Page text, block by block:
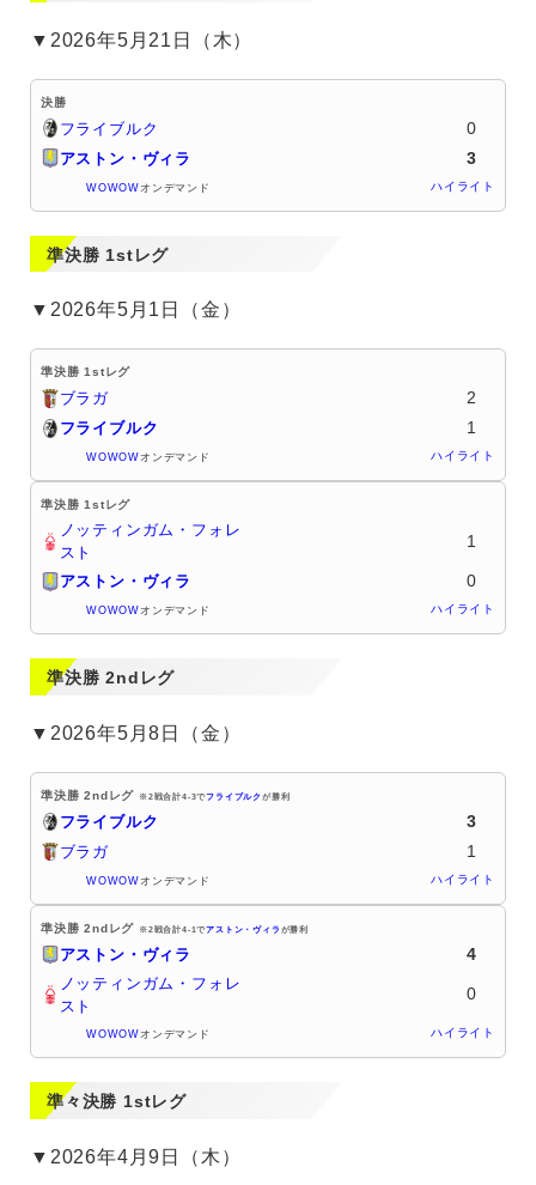
▼2026年5月21日（木）
決勝
フライブルク 0
アストン・ヴィラ 3
WOWOW オンデマンド ハイライト
準決勝 1stレグ
▼2026年5月1日（金）
準決勝 1stレグ
ブラガ 2
フライブルク 1
WOWOWオンデマンド ハイライト
準決勝 1stレグ
ノッティンガム・フォレ
スト
1
アストン・ヴィラ 0
WOWOWオンデマンド ハイライト
準決勝 2ndレグ
▼2026年5月8日（金）
準決勝 2ndレグ ※2戦合計4-3でフライブルクが勝利
フライブルク 3
ブラガ 1
WOWOW オンデマンド ハイライト
準決勝 2ndレグ ※2戦合計4-1でアストン・ヴィラ が勝利
アストン・ヴィラ 4
ノッティンガム・フォレ
スト
0
WOWOW オンデマンド ハイライト
準々決勝 1stレグ
▼2026年4月9日（木）